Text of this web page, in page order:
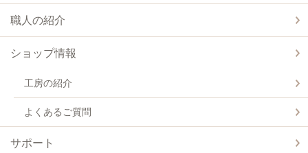
職人の紹介
ショップ情報
工房の紹介
よくあるご質問
サポート